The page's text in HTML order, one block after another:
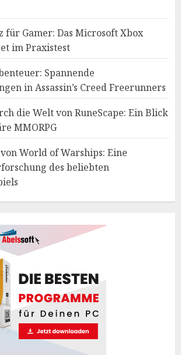
für Gamer: Das Microsoft Xbox
im Praxistest
Spannende
in Assassin’s Creed Freerunners
die Welt von RuneScape: Ein Blick
MMORPG
World of Warships: Eine
des beliebten